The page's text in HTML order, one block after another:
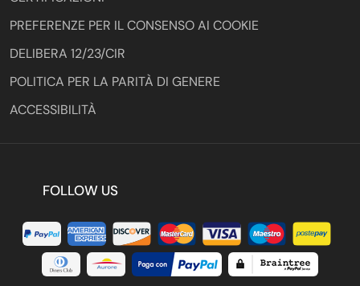
PREFERENZE PER IL CONSENSO AI COOKIE
DELIBERA 12/23/CIR
POLITICA PER LA PARITÀ DI GENERE
ACCESSIBILITÀ
FOLLOW US